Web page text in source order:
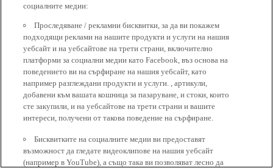
социалните медии:
Проследяване / рекламни бисквитки, за да ви покажем
подходящи реклами на нашите продукти и услуги на нашия
уебсайт и на уебсайтове на трети страни, включително
платформи за социални медии като Facebook, въз основа на
поведението ви на сърфиране на нашия уебсайт, като
например разглеждани продукти и услуги. , артикули,
добавени към вашата кошница за пазаруване, и стоки, които
сте закупили, и на уебсайтове на трети страни и вашите
интереси, получени от такова поведение на сърфиране.
Бисквитките на социалните медии ви предоставят
възможност да гледате видеоклипове на нашия уебсайт
(например в YouTube), а също така ви позволяват лесно да